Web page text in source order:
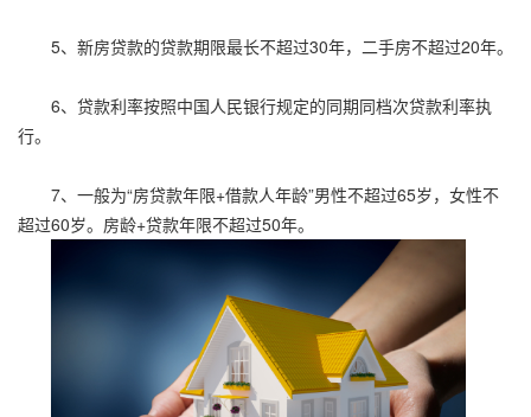
5、新房贷款的贷款期限最长不超过30年，二手房不超过20年。
6、贷款利率按照中国人民银行规定的同期同档次贷款利率执
行。
7、一般为“房贷款年限+借款人年龄”男性不超过65岁，女性不
超过60岁。房龄+贷款年限不超过50年。